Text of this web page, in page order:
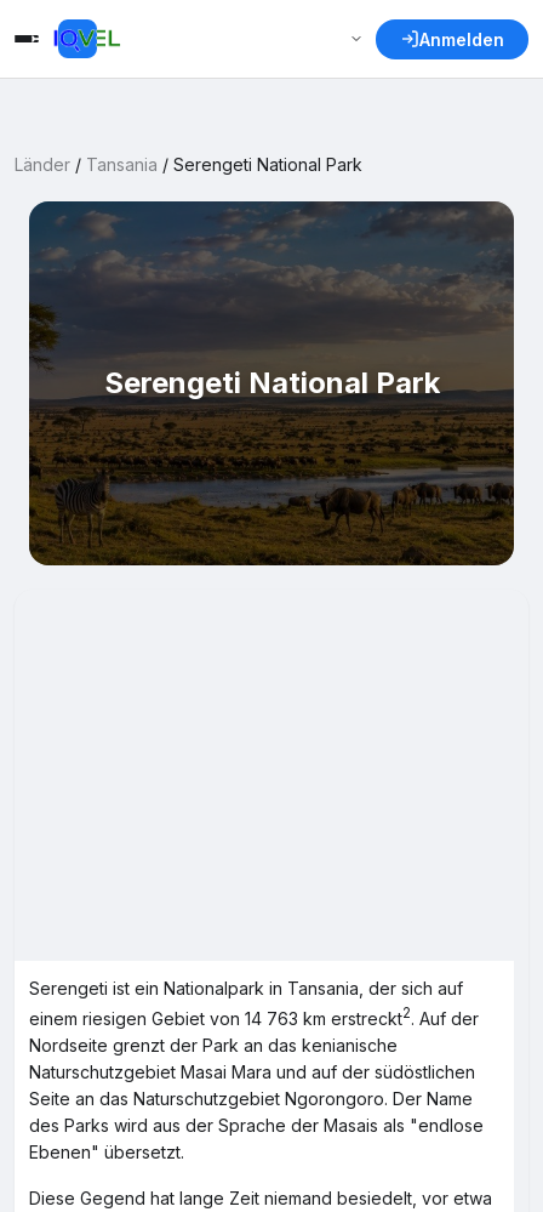
Anmelden
Länder / Tansania / Serengeti National Park
Serengeti National Park
Serengeti ist ein Nationalpark in Tansania, der sich auf
einem riesigen Gebiet von 14 763 km erstreckt2. Auf der
Nordseite grenzt der Park an das kenianische
Naturschutzgebiet Masai Mara und auf der südöstlichen
Seite an das Naturschutzgebiet Ngorongoro. Der Name
des Parks wird aus der Sprache der Masais als "endlose
Ebenen" übersetzt.
Diese Gegend hat lange Zeit niemand besiedelt, vor etwa